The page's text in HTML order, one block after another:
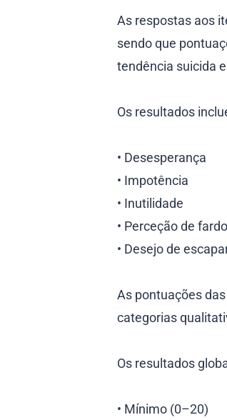
As respostas aos
sendo que
tendência suicida
Os resultados
• Desesperança
• Impotência
• Inutilidade
• Perceção de fardo
• Desejo de
As pontuações
categorias
Os resultados
• Mínimo (0–20)